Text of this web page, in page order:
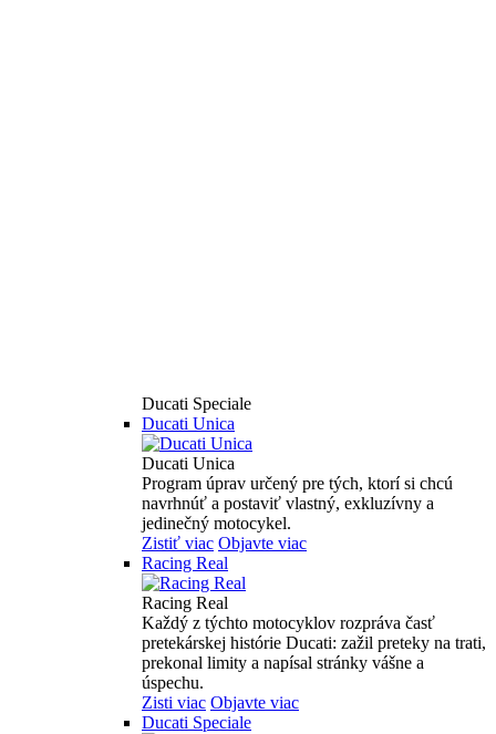
Ducati Speciale
Ducati Unica
Ducati Unica
Program úprav určený pre tých, ktorí si chcú
navrhnúť a postaviť vlastný, exkluzívny a
jedinečný motocykel.
Zistiť viac Objavte viac
Racing Real
Racing Real
Každý z týchto motocyklov rozpráva časť
pretekárskej histórie Ducati: zažil preteky na trati,
prekonal limity a napísal stránky vášne a
úspechu.
Zisti viac Objavte viac
Ducati Speciale